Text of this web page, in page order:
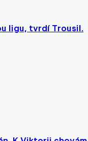
ligu, tvrdí Trousil.